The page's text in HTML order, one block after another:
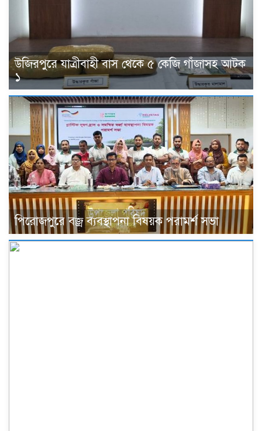
উজিরপুরে যাত্রীবাহী বাস থেকে ৫ কেজি গাঁজাসহ আটক
১
পিরোজপুরে বজ্র ব্যবস্থাপনা বিষয়ক পরামর্শ সভা